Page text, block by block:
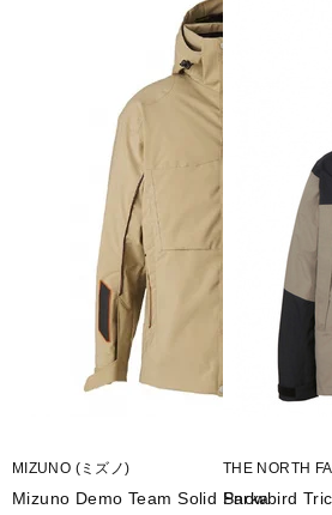
ボルドー×ブラック(RUM RAISIN / DEEP
■生産国：バングラデシュ
■2024 Fall＆Winter モデル
■メーカー型番：LC2273300, LC2273400,
MIZUNO (ミズノ)
Mizuno Demo Team Solid Parka
THE NORTH
Snowbird